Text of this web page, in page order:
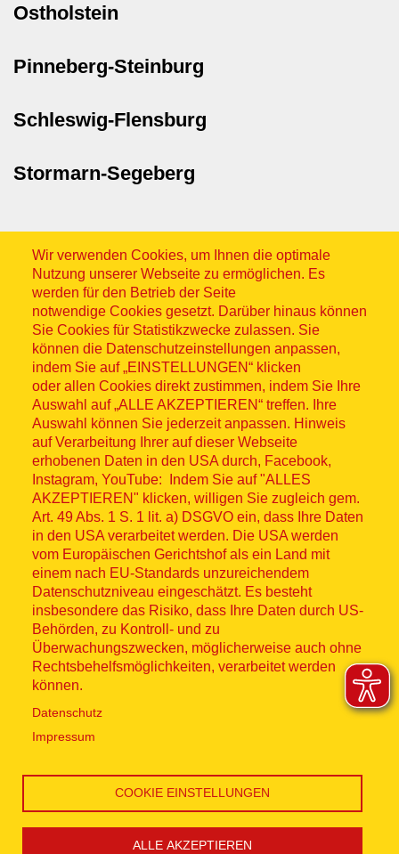
Ostholstein
Pinneberg-Steinburg
Schleswig-Flensburg
Stormarn-Segeberg
Wir verwenden Cookies, um Ihnen die optimale
Nutzung unserer Webseite zu ermöglichen. Es
werden für den Betrieb der Seite
notwendige Cookies gesetzt. Darüber hinaus können
Sie Cookies für Statistikzwecke zulassen. Sie
können die Datenschutzeinstellungen anpassen,
indem Sie auf „EINSTELLUNGEN“ klicken
oder allen Cookies direkt zustimmen, indem Sie Ihre
Auswahl auf „ALLE AKZEPTIEREN“ treffen. Ihre
Auswahl können Sie jederzeit anpassen. Hinweis
auf Verarbeitung Ihrer auf dieser Webseite
erhobenen Daten in den USA durch, Facebook,
Instagram, YouTube: Indem Sie auf "ALLES
AKZEPTIEREN" klicken, willigen Sie zugleich gem.
Art. 49 Abs. 1 S. 1 lit. a) DSGVO ein, dass Ihre Daten
in den USA verarbeitet werden. Die USA werden
vom Europäischen Gerichtshof als ein Land mit
einem nach EU-Standards unzureichendem
Datenschutzniveau eingeschätzt. Es besteht
insbesondere das Risiko, dass Ihre Daten durch US-
Behörden, zu Kontroll- und zu
Überwachungszwecken, möglicherweise auch ohne
Rechtsbehelfsmöglichkeiten, verarbeitet werden
können.
Datenschutz
Impressum
COOKIE EINSTELLUNGEN
ALLE AKZEPTIEREN
Sitemap
© ASB 2026
Fußzeilenmenü
Impressum
Datenschutz
Kontakt
Hinweisgebersystem
Lieferkette
Widerruf
Social Media